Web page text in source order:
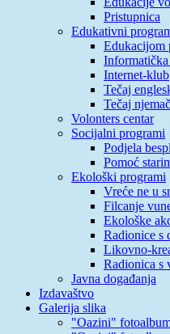
Pristupnica
Edukativni
Edukacijom
Internet-klub
Tečaj
Tečaj
Volonters centar
Socijalni programi
Podjela
Pomoć
Ekološki programi
Vreće ne u
Filcanje
Ekološke
Radionice s
Likovno-
Radionica s
Javna događanja
Izdavaštvo
Galerija slika
"Oazini"